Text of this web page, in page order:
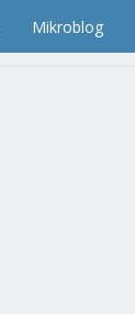
Mikroblog